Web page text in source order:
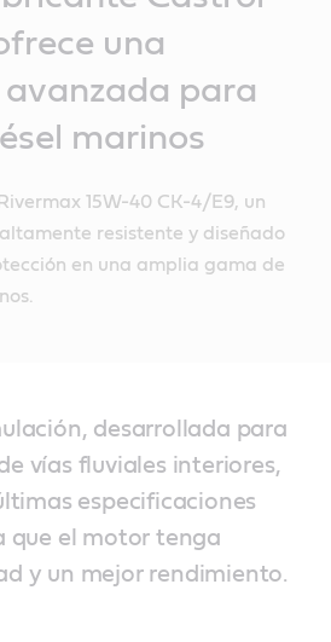
una
para
marinos
15W-40 CK-4/E9, un
resistente y diseñado
en una amplia gama de
desarrollada para
vías fluviales interiores,
especificaciones
que el motor tenga
y un mejor rendimiento.